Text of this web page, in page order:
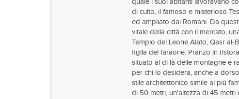
quale i suoi abitanti lavoravano
di culto, il famoso e misterioso
ed ampliato dai Romani. Da
vitale della città con il mercato,
Tempio del Leone Alato, Qasr al-
figlia del faraone. Pranzo in
situato al di là delle montagne e
per chi lo desidera, anche a
stile architettonico simile al più
di 50 metri, un'altezza di 45